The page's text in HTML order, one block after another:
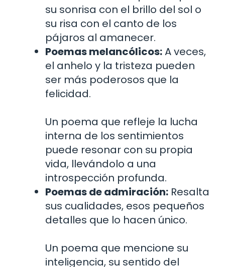
su sonrisa con el brillo del sol o
su risa con el canto de los
pájaros al amanecer.
Poemas melancólicos:A veces,
el anhelo y la tristeza pueden
ser más poderosos que la
felicidad.
Un poema que refleje la lucha
interna de los sentimientos
puede resonar con su propia
vida, llevándolo a una
introspección profunda.
Poemas de admiración: Resalta
sus cualidades, esos pequeños
detalles que lo hacen único.
Un poema que mencione su
inteligencia, su sentido del